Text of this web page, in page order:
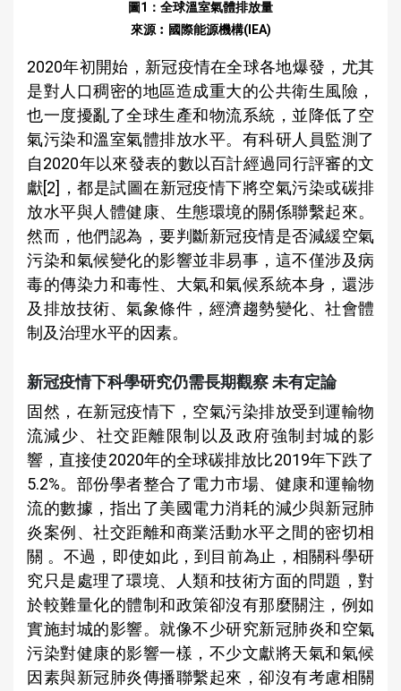
圖1：全球溫室氣體排放量
來源︰國際能源機構(IEA)
2020年初開始，新冠疫情在全球各地爆發，尤其
是對人口稠密的地區造成重大的公共衛生風險，
也一度擾亂了全球生產和物流系統，並降低了空
氣污染和溫室氣體排放水平。有科研人員監測了
自2020年以來發表的數以百計經過同行評審的文
獻[2]，都是試圖在新冠疫情下將空氣污染或碳排
放水平與人體健康、生態環境的關係聯繫起來。
然而，他們認為，要判斷新冠疫情是否減緩空氣
污染和氣候變化的影響並非易事，這不僅涉及病
毒的傳染力和毒性、大氣和氣候系統本身，還涉
及排放技術、氣象條件，經濟趨勢變化、社會體
制及治理水平的因素。
新冠疫情下科學研究仍需長期觀察 未有定論
固然，在新冠疫情下，空氣污染排放受到運輸物
流減少、社交距離限制以及政府強制封城的影
響，直接使2020年的全球碳排放比2019年下跌了
5.2%。部份學者整合了電力市場、健康和運輸物
流的數據，指出了美國電力消耗的減少與新冠肺
炎案例、社交距離和商業活動水平之間的密切相
關 。不過，即使如此，到目前為止，相關科學研
究只是處理了環境、人類和技術方面的問題，對
於較難量化的體制和政策卻沒有那麼關注，例如
實施封城的影響。就像不少研究新冠肺炎和空氣
污染對健康的影響一樣，不少文獻將天氣和氣候
因素與新冠肺炎傳播聯繫起來，卻沒有考慮相關